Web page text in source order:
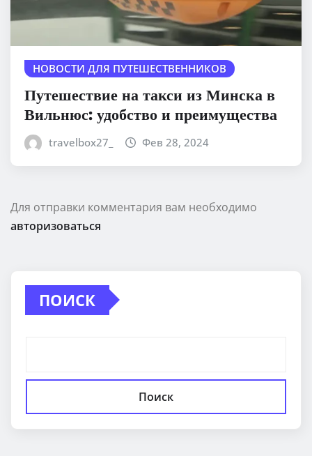
НОВОСТИ ДЛЯ ПУТЕШЕСТВЕННИКОВ
Путешествие на такси из Минска в
Вильнюс: удобство и преимущества
travelbox27_ Фев 28, 2024
Для отправки комментария вам необходимо
авторизоваться
ПОИСК
Поиск